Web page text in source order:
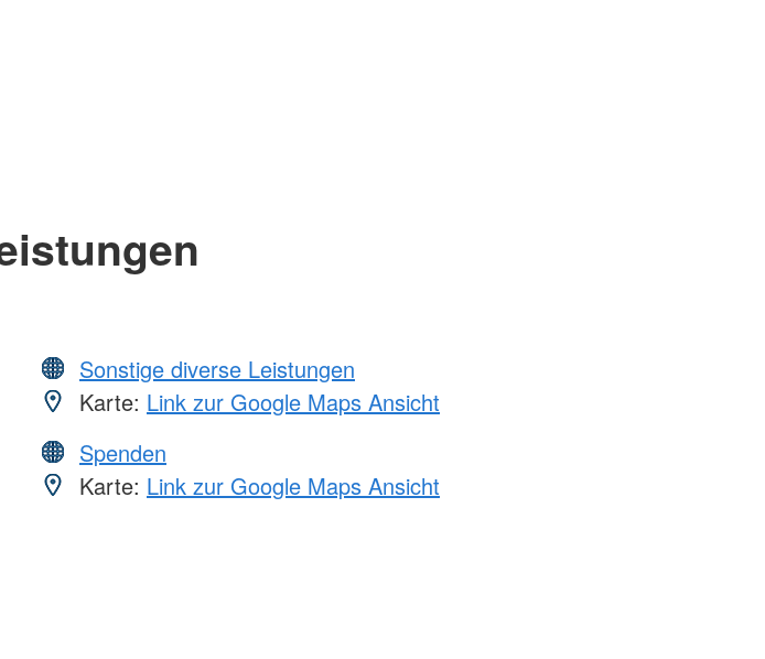
Sonstige diverse Leistungen
Karte: Link zur Google Maps Ansicht
Spenden
Karte: Link zur Google Maps Ansicht